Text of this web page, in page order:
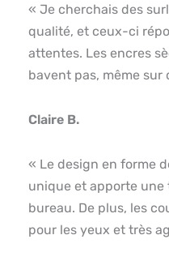
« Je cherchais des
qualité, et ceux-ci
attentes. Les encres
bavent pas, même sur
Claire B.
« Le design en forme
unique et apporte une
bureau. De plus, les
pour les yeux et très